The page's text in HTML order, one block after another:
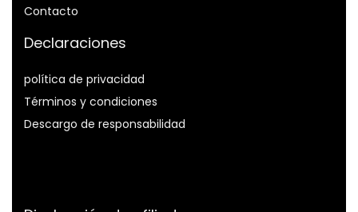
Contacto
Declaraciones
política de privacidad
Términos y condiciones
Descargo de responsabilidad